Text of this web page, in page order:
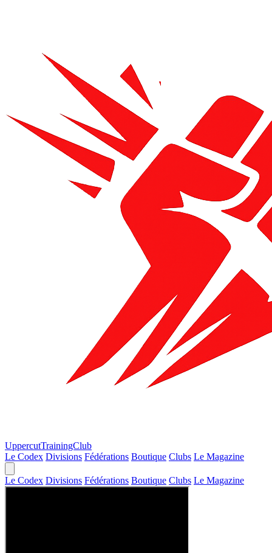
UppercutTrainingClub
Le Codex Divisions Fédérations Boutique Clubs Le Magazine
Le Codex Divisions Fédérations Boutique Clubs Le Magazine